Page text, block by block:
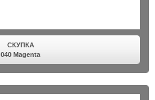
СКУПКА
040 Magenta